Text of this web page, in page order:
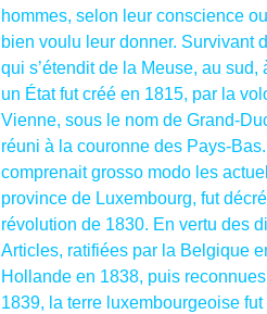
hommes, selon leur conscience
bien voulu leur donner. Survivant
qui s’étendit de la Meuse, au sud,
un État fut créé en 1815, par la
Vienne, sous le nom de Grand-
réuni à la couronne des Pays-
comprenait grosso modo les
province de Luxembourg, fut
révolution de 1830. En vertu des
Articles, ratifiées par la Belgique
Hollande en 1838, puis
1839, la terre luxembourgeoise